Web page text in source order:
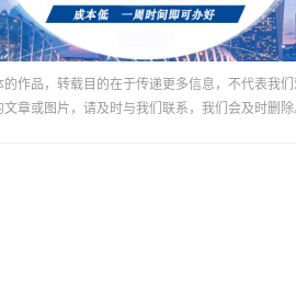
作品，转载目的在于传递更多信息，不代表我
章或图片，请及时与我们联系，我们会及时删除